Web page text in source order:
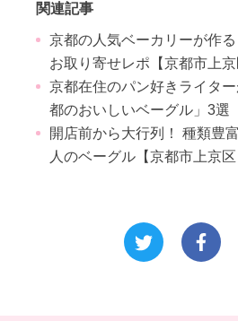
関連記事
京都の人気ベーカリーが作る
お取り寄せレポ【京都市上京
京都在住のパン好きライタ
都のおいしいベーグル」3選
開店前から大行列！ 種類豊
人のベーグル【京都市上京区